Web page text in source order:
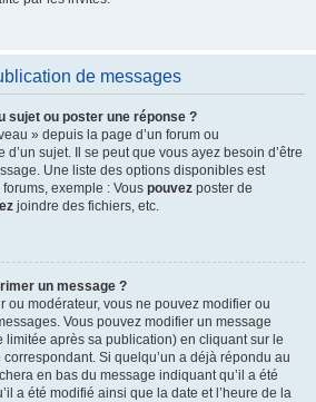
de messages
sujet ou poster une réponse ?
» depuis la page d’un forum ou
sujet. Il se peut que vous ayez besoin d’être
Une liste des options disponibles est
exemple : Vous pouvez poster de
joindre des fichiers, etc.
un message ?
ou modérateur, vous ne pouvez modifier ou
Vous pouvez modifier un message
après sa publication) en cliquant sur le
Si quelqu’un a déjà répondu au
en bas du message indiquant qu’il a été
a été modifié ainsi que la date et l’heure de la